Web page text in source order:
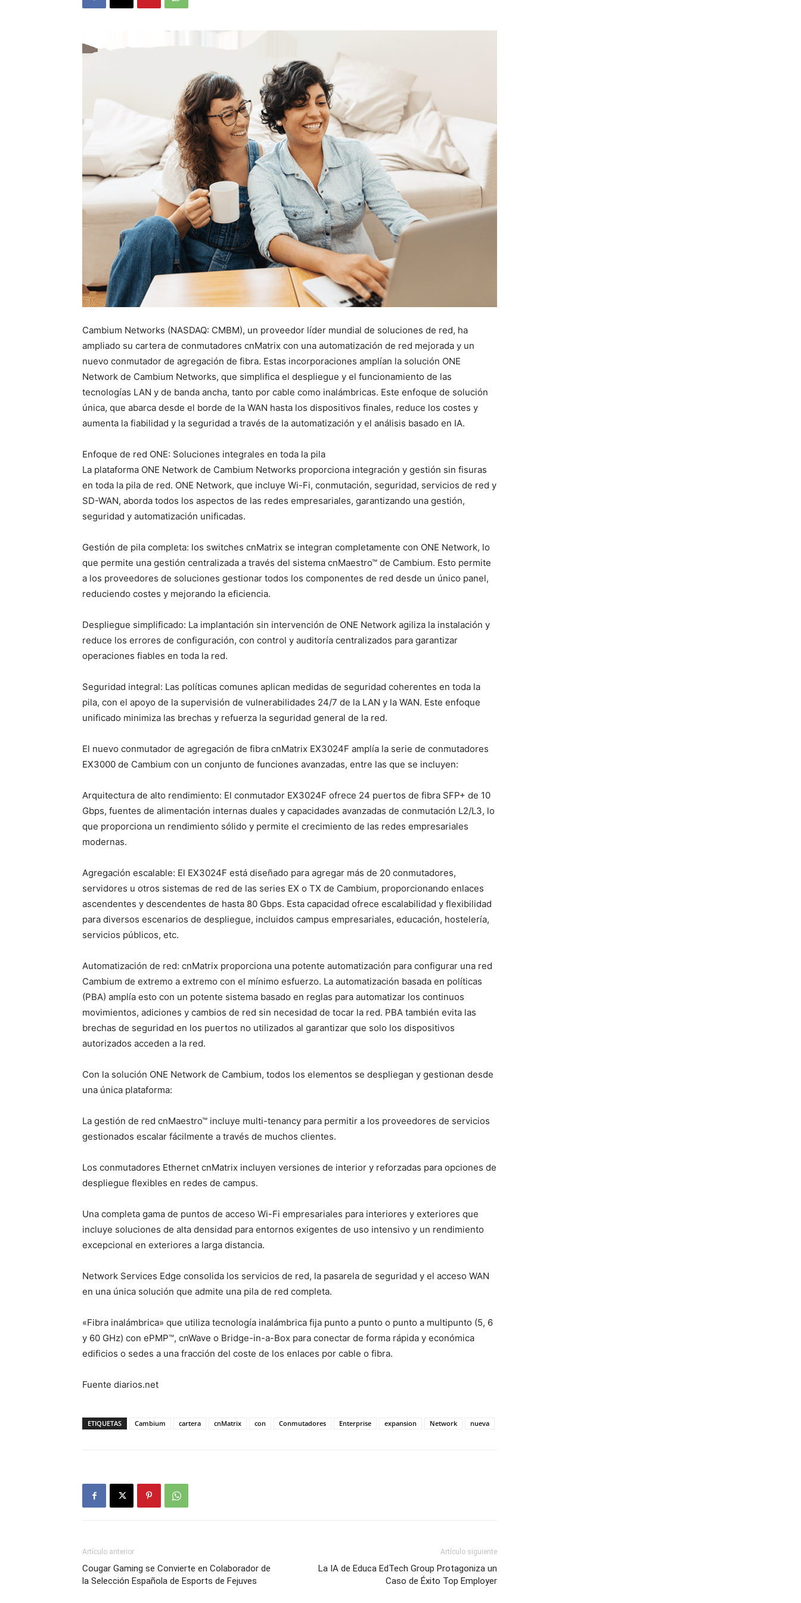
Cambium Networks (NASDAQ: CMBM), un proveedor líder mundial de soluciones de red, ha
ampliado su cartera de conmutadores cnMatrix con una automatización de red mejorada y un
nuevo conmutador de agregación de fibra. Estas incorporaciones amplían la solución ONE
Network de Cambium Networks, que simplifica el despliegue y el funcionamiento de las
tecnologías LAN y de banda ancha, tanto por cable como inalámbricas. Este enfoque de solución
única, que abarca desde el borde de la WAN hasta los dispositivos finales, reduce los costes y
aumenta la fiabilidad y la seguridad a través de la automatización y el análisis basado en IA.
Enfoque de red ONE: Soluciones integrales en toda la pila
La plataforma ONE Network de Cambium Networks proporciona integración y gestión sin fisuras
en toda la pila de red. ONE Network, que incluye Wi-Fi, conmutación, seguridad, servicios de red y
SD-WAN, aborda todos los aspectos de las redes empresariales, garantizando una gestión,
seguridad y automatización unificadas.
Gestión de pila completa: los switches cnMatrix se integran completamente con ONE Network, lo
que permite una gestión centralizada a través del sistema cnMaestro™ de Cambium. Esto permite
a los proveedores de soluciones gestionar todos los componentes de red desde un único panel,
reduciendo costes y mejorando la eficiencia.
Despliegue simplificado: La implantación sin intervención de ONE Network agiliza la instalación y
reduce los errores de configuración, con control y auditoría centralizados para garantizar
operaciones fiables en toda la red.
Seguridad integral: Las políticas comunes aplican medidas de seguridad coherentes en toda la
pila, con el apoyo de la supervisión de vulnerabilidades 24/7 de la LAN y la WAN. Este enfoque
unificado minimiza las brechas y refuerza la seguridad general de la red.
El nuevo conmutador de agregación de fibra cnMatrix EX3024F amplía la serie de conmutadores
EX3000 de Cambium con un conjunto de funciones avanzadas, entre las que se incluyen:
Arquitectura de alto rendimiento: El conmutador EX3024F ofrece 24 puertos de fibra SFP+ de 10
Gbps, fuentes de alimentación internas duales y capacidades avanzadas de conmutación L2/L3, lo
que proporciona un rendimiento sólido y permite el crecimiento de las redes empresariales
modernas.
Agregación escalable: El EX3024F está diseñado para agregar más de 20 conmutadores,
servidores u otros sistemas de red de las series EX o TX de Cambium, proporcionando enlaces
ascendentes y descendentes de hasta 80 Gbps. Esta capacidad ofrece escalabilidad y flexibilidad
para diversos escenarios de despliegue, incluidos campus empresariales, educación, hostelería,
servicios públicos, etc.
Automatización de red: cnMatrix proporciona una potente automatización para configurar una red
Cambium de extremo a extremo con el mínimo esfuerzo. La automatización basada en políticas
(PBA) amplía esto con un potente sistema basado en reglas para automatizar los continuos
movimientos, adiciones y cambios de red sin necesidad de tocar la red. PBA también evita las
brechas de seguridad en los puertos no utilizados al garantizar que solo los dispositivos
autorizados acceden a la red.
Con la solución ONE Network de Cambium, todos los elementos se despliegan y gestionan desde
una única plataforma:
La gestión de red cnMaestro™ incluye multi-tenancy para permitir a los proveedores de servicios
gestionados escalar fácilmente a través de muchos clientes.
Los conmutadores Ethernet cnMatrix incluyen versiones de interior y reforzadas para opciones de
despliegue flexibles en redes de campus.
Una completa gama de puntos de acceso Wi-Fi empresariales para interiores y exteriores que
incluye soluciones de alta densidad para entornos exigentes de uso intensivo y un rendimiento
excepcional en exteriores a larga distancia.
Network Services Edge consolida los servicios de red, la pasarela de seguridad y el acceso WAN
en una única solución que admite una pila de red completa.
«Fibra inalámbrica» que utiliza tecnología inalámbrica fija punto a punto o punto a multipunto (5, 6
y 60 GHz) con ePMP™, cnWave o Bridge-in-a-Box para conectar de forma rápida y económica
edificios o sedes a una fracción del coste de los enlaces por cable o fibra.
Fuente diarios.net
ETIQUETAS Cambium cartera cnMatrix con Conmutadores Enterprise expansion Network nueva
Artículo anterior
Cougar Gaming se Convierte en Colaborador de
la Selección Española de Esports de Fejuves
Artículo siguiente
La IA de Educa EdTech Group Protagoniza un
Caso de Éxito Top Employer